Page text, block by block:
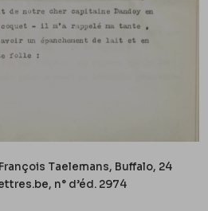
Taelemans, Buffalo, 24
, n° d’éd. 2974